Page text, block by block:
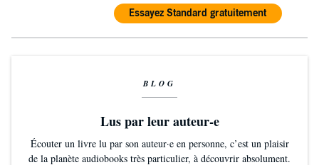
Essayez Standard gratuitement
BLOG
Lus par leur auteur-e
Écouter un livre lu par son auteur·e en personne, c’est un plaisir
de la planète audiobooks très particulier, à découvrir absolument.